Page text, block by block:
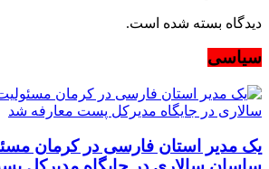
دیدگاه بسته شده است.
سیاسی
یک مدیر استان فارسی در کرمان